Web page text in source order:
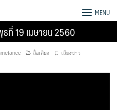
MENU
ธที่ 19 เมษายน 2560
สื่อเสียง
เสียงข่าว